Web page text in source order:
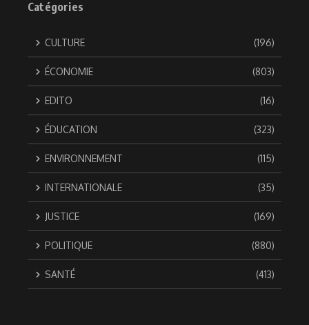
Catégories
CULTURE (196)
ÉCONOMIE (803)
EDITO (16)
ÉDUCATION (323)
ENVIRONNEMENT (115)
INTERNATIONALE (35)
JUSTICE (169)
POLITIQUE (880)
SANTÉ (413)